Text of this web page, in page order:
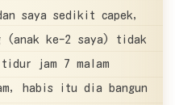
saya sedikit capek,
(anak ke-2 saya) tidak
jam 7 malam
habis itu dia bangun